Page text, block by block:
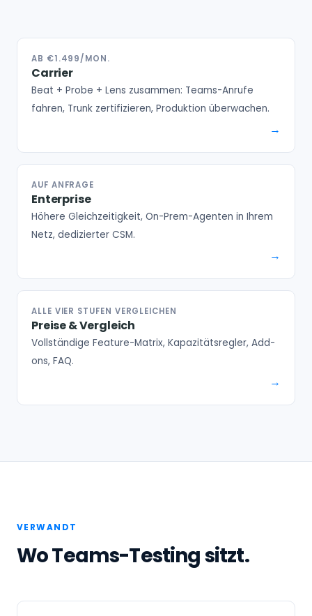
AB €1.499/MON.
Carrier
Beat + Probe + Lens zusammen: Teams-Anrufe
fahren, Trunk zertifizieren, Produktion überwachen.
AUF ANFRAGE
Enterprise
Höhere Gleichzeitigkeit, On-Prem-Agenten in Ihrem
Netz, dedizierter CSM.
ALLE VIER STUFEN VERGLEICHEN
Preise & Vergleich
Vollständige Feature-Matrix, Kapazitätsregler, Add-
ons, FAQ.
VERWANDT
Wo Teams-Testing sitzt.